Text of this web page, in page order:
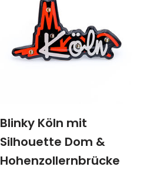
Blinky Köln mit
Silhouette Dom &
Hohenzollernbrücke